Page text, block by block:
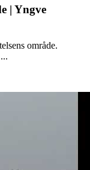
| Yngve
område.